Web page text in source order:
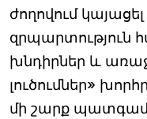
ժողովում
զրպարտություն
խնդիրներ և
լուծումներ»
մի շարք